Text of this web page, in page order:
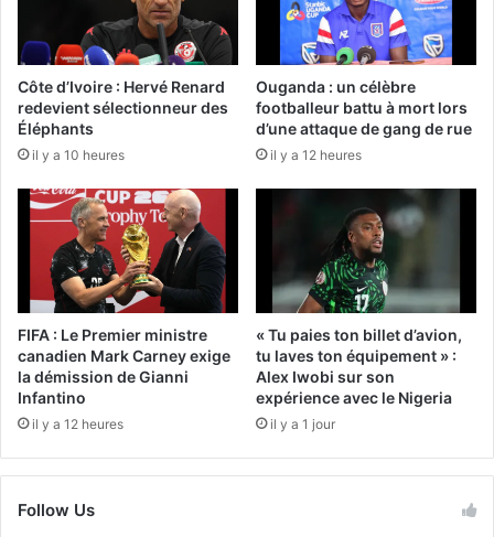
Côte d’Ivoire : Hervé Renard
redevient sélectionneur des
Éléphants
il y a 10 heures
Ouganda : un célèbre
footballeur battu à mort lors
d’une attaque de gang de rue
il y a 12 heures
FIFA : Le Premier ministre
canadien Mark Carney exige
la démission de Gianni
Infantino
il y a 12 heures
« Tu paies ton billet d’avion,
tu laves ton équipement » :
Alex Iwobi sur son
expérience avec le Nigeria
il y a 1 jour
Follow Us